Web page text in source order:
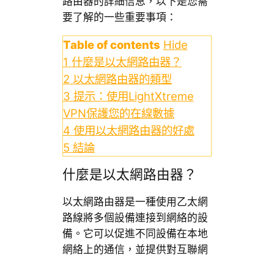
要了解的一些重要事項：
Table of contents Hide
1 什麼是以太網路由器？
2 以太網路由器的類型
3 提示：使用LightXtreme
VPN保護您的在線數據
4 使用以太網路由器的好處
5 結論
什麼是以太網路由器？
以太網路由器是一種使用乙太網
路線將多個設備連接到網絡的設
備。它可以促進不同設備在本地
網絡上的通信，並提供對互聯網